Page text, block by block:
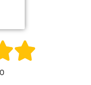
